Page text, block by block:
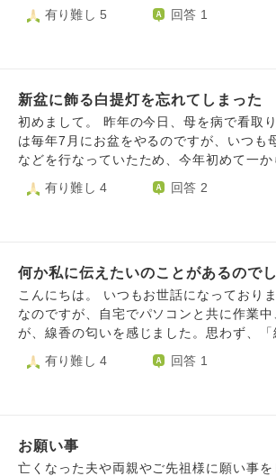
方、ご回答をよろしくお願いします。
まい お水をお供えできず…申し訳ないと
し 今後は体調を崩さない限り 年に一度の
考えてます そこでひとつもやっとしてる事が… いきなり終
戦記念日からこのお供えをやめるという
きりしないのです なので音源等を探し本
いでいく意思を伝え 送り出させていただ
うと 思っているので大丈夫です お恥ずか
なって無知すぎて分かりません どなたか
と幸いです
的なのでしょうか。 頂いた御住職のお寺には貼ろうと思っ
てますが、あまり貼ってあるお地蔵様を見
有り難し 5 回答 1
新盆に飾る白提灯を忘れてしまった
初めまして。 昨年の今日、母を病で看取りまし
は毎年7月にお盆をやるのですが、いつも
などを行なっていたため、今年初めて一か
ました。 新盆なので昨年のことを思い出しながら一生懸命
に準備をし、無事にお迎えも済み、料理な
盆には白提灯が必要と気づき、用意するの
ことにお盆2日目に気づきました。 迎えの提灯はいつも使っ
ている白地に黒い文字の入ったものを使っ
仏壇の横には真っ白ではなく、白地に草花
でしたので、あまり記憶がなく白提灯を使
の提灯は白提灯以外に通年で使える提灯も
母専用で来年は通年用の方を出そうとは思
有り難し 4 回答 2
何か私に伝えたいのことがあるので
こんにちは。 いつもお世話になっております。 昨日
なのですが、自宅でパソコンと共に作業
が、線香の匂いを感じました。思わず、「
と言ってしまうほどでした。本当に一瞬だ
いだと思い、何度か周辺をくんくんと臭っ
に行けていないのもありますが、昨年のこ
ている水が沸いてパスタを入れようとし
有り難し 4 回答 1
お願い事
亡くなった夫や両親やご先祖様に願い事